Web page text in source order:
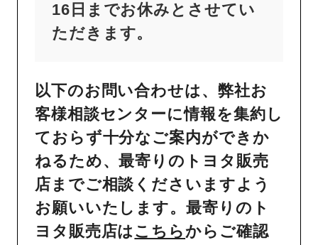
16日までお休みとさせてい
ただきます。
以下のお問い合わせは、弊社お
客様相談センターに情報を集約し
ておらず十分なご案内ができか
ねるため、最寄りのトヨタ販売
店までご相談くださいますよう
お願いいたします。最寄りのト
ヨタ販売店はこちら からご確認